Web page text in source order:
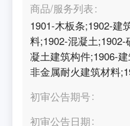
商品/服务列表
1901-木板条;1902-建
料;1902-混凝土
凝土建筑构件;1906-
非金属耐火建筑材料
初审公告期号
初审公告日期